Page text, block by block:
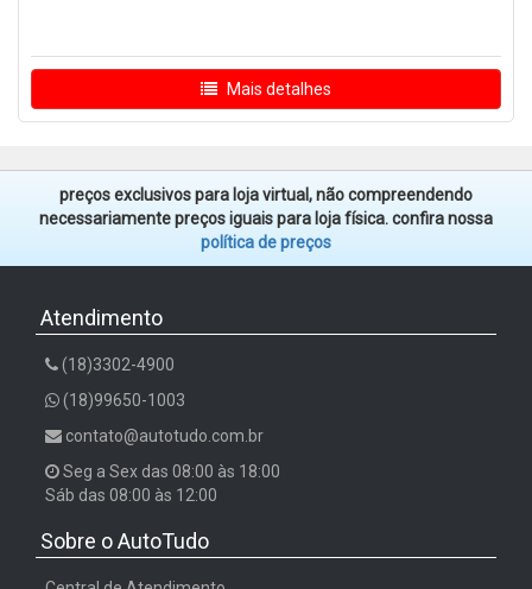
Mais detalhes
preços exclusivos para loja virtual, não compreendendo
necessariamente preços iguais para loja física. confira nossa
política de preços
Atendimento
(18)3302-4900
(18)99650-1003
contato@autotudo.com.br
Seg a Sex das 08:00 às 18:00
Sáb das 08:00 às 12:00
Sobre o AutoTudo